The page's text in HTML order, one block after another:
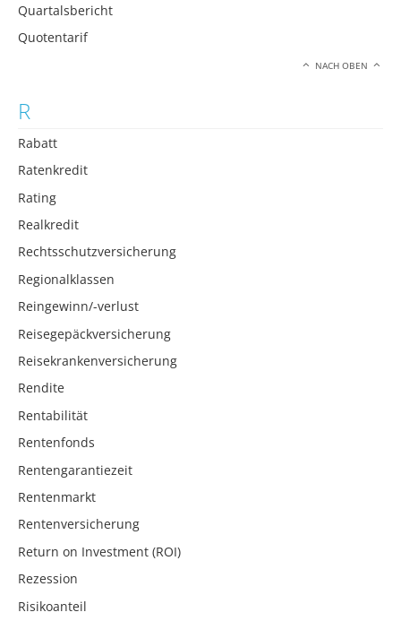
Quartalsbericht
Quotentarif
NACH OBEN
R
Rabatt
Ratenkredit
Rating
Realkredit
Rechtsschutzversicherung
Regionalklassen
Reingewinn/-verlust
Reisegepäckversicherung
Reisekrankenversicherung
Rendite
Rentabilität
Rentenfonds
Rentengarantiezeit
Rentenmarkt
Rentenversicherung
Return on Investment (ROI)
Rezession
Risikoanteil